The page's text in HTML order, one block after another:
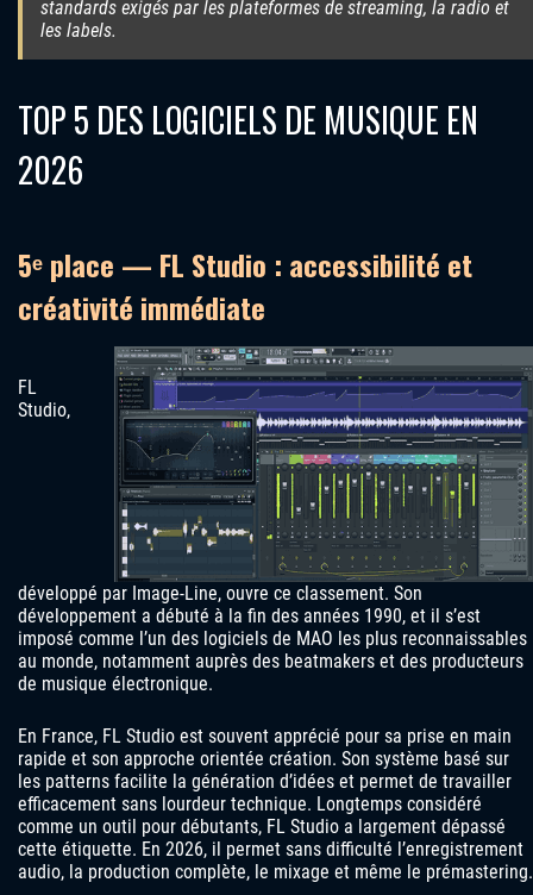
standards exigés par les plateformes de streaming, la radio et
les labels.
TOP 5 DES LOGICIELS DE MUSIQUE EN
2026
5ᵉ place — FL Studio : accessibilité et
créativité immédiate
FL
Studio,
développé par Image-Line, ouvre ce classement. Son
développement a débuté à la fin des années 1990, et il s’est
imposé comme l’un des logiciels de MAO les plus reconnaissables
au monde, notamment auprès des beatmakers et des producteurs
de musique électronique.
En France, FL Studio est souvent apprécié pour sa prise en main
rapide et son approche orientée création. Son système basé sur
les patterns facilite la génération d’idées et permet de travailler
efficacement sans lourdeur technique. Longtemps considéré
comme un outil pour débutants, FL Studio a largement dépassé
cette étiquette. En 2026, il permet sans difficulté l’enregistrement
audio, la production complète, le mixage et même le prémastering.